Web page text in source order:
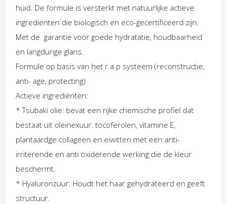
huid. De formule is versterkt met natuurlijke actieve
ingrediënten die biologisch en eco-gecertificeerd zijn.
Met de garantie voor goede hydratatie, houdbaarheid
en langdurige glans.
Formule op basis van het r.a.p systeem (reconstructie,
anti- age, protecting)
Actieve ingrediënten:
* Tsubaki olie: bevat een rijke chemische profiel dat
bestaat uit oleïnexuur. tocoferolen, vitamine E,
plantaardge collageen en eiwitten met een anti-
irriterende en anti oxiderende werking die de kleur
beschermt.
* Hyaluronzuur: Houdt het haar gehydrateerd en geeft
structuur.